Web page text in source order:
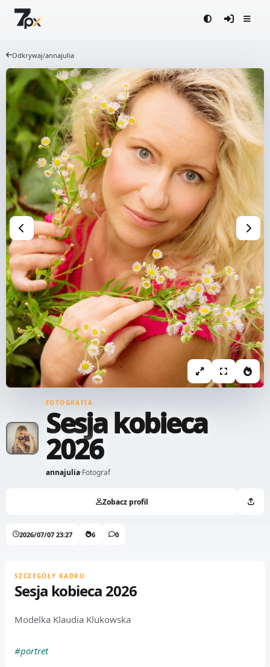
Odkrywaj/annajulia
FOTOGRAFIA
Sesja kobieca
2026
annajulia·Fotograf
Zobacz profil
2026/07/07 23:27 6 0
SZCZEGÓŁY KADRU
Sesja kobieca 2026
Modelka Klaudia Klukowska
#portret